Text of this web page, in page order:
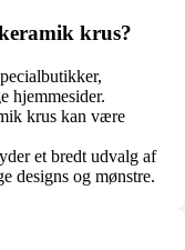
krus?
hjemmesider.
krus kan være
et bredt udvalg af
designs og mønstre.